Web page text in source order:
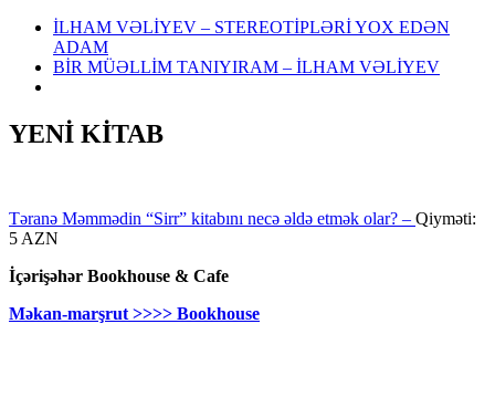
İLHAM VƏLİYEV – STEREOTİPLƏRİ YOX EDƏN
ADAM
BİR MÜƏLLİM TANIYIRAM – İLHAM VƏLİYEV
YENİ KİTAB
Təranə Məmmədin “Sirr” kitabını necə əldə etmək olar? – Qiyməti:
5 AZN
İçərişəhər Bookhouse & Cafe
Məkan-marşrut >>>> Bookhouse